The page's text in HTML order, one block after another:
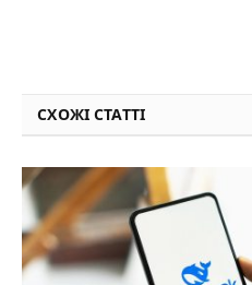
СХОЖІ СТАТТІ